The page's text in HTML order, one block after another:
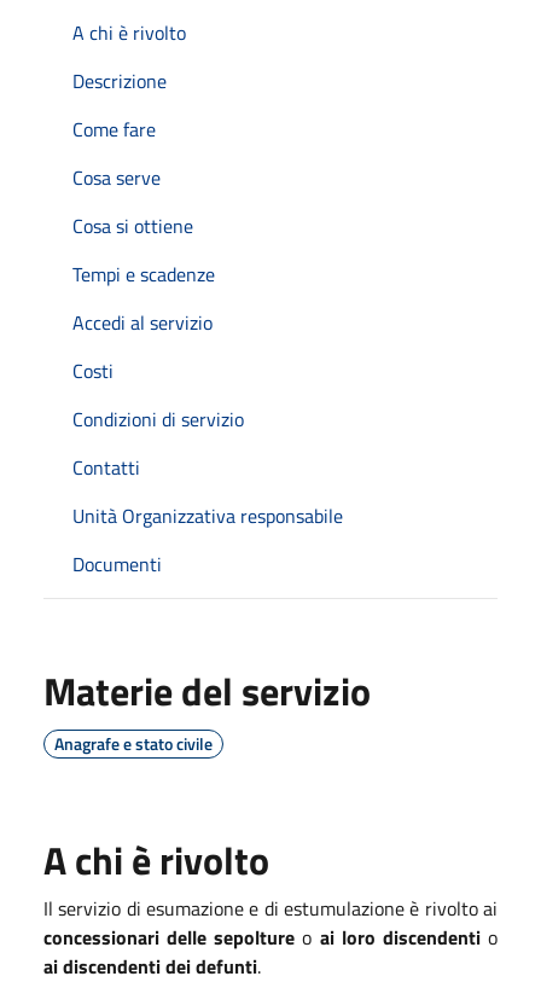
A chi è rivolto
Descrizione
Come fare
Cosa serve
Cosa si ottiene
Tempi e scadenze
Accedi al servizio
Costi
Condizioni di servizio
Contatti
Unità Organizzativa responsabile
Documenti
Materie del servizio
Anagrafe e stato civile
A chi è rivolto
Il servizio di esumazione e di estumulazione è rivolto ai
concessionari delle sepolture o ai loro discendentio
ai discendenti dei defunti.